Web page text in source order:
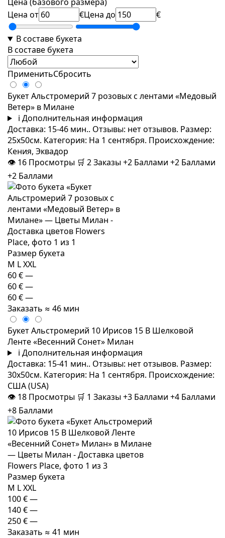
Цена от
€Цена до €
В составе букета
В составе букета
ПрименитьСбросить
Букет Альстромерий 7 розовых с лентами «Медовый
Ветер» в Милане
i Дополнительная информация
Доставка: 15-46 мин.. Отзывы: нет отзывов. Размер:
25x50см. Категория: На 1 сентября. Происхождение:
Кения, Эквадор
👁 16 Просмотры 🛒 2Заказы+2 Баллами +2 Баллами
+2 Баллами
Размер букета
M LXXL
60 €—
60 €—
60 €—
Заказать ≈ 46 мин
Букет Альстромерий 10 Ирисов 15 В Шелковой
Ленте «Весенний Сонет» Милан
i Дополнительная информация
Доставка: 15-41 мин.. Отзывы: нет отзывов. Размер:
30x50см. Категория: На 1 сентября. Происхождение:
США (USA)
👁 18 Просмотры 🛒 1 Заказы+3 Баллами +4 Баллами
+8 Баллами
Размер букета
M LXXL
100 €—
140 €—
250 €—
Заказать ≈ 41 мин